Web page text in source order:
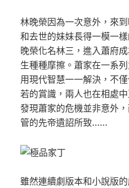
林晚榮因為一次意外，來
和去世的妹妹長得一模一
晚榮化名林三，進入蕭府
生種種摩擦。蕭家在一系
用現代智慧一一解決，不
若的賞識，兩人也在相處
發現蕭家的危機並非意外
管的先帝遺詔所致……
雖然連續劇版本和小說版